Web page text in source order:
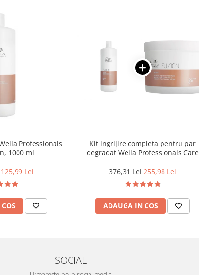
Professionals
1000 ml
125,99 Lei
Kit ingrijire completa pentru par
degradat Wella Professionals Care
376,31 Lei255,98 Lei
ADAUGA IN COS
SOCIAL